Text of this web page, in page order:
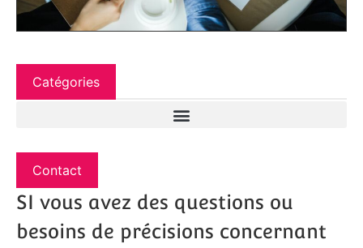
Catégories
Contact
SI vous avez des questions ou
besoins de précisions concernant